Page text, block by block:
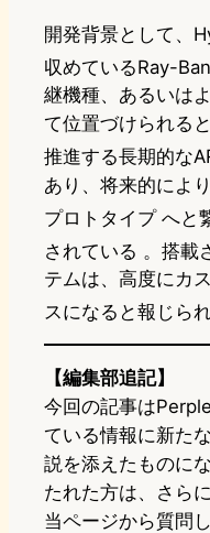
開発背景として、
収めているRay-
継機種、あるいは
て位置づけられる
推進する長期的な
あり、将来的によ
プロトタイプ へと
されている 。搭載
テムは、高度にカ
スになると報じら
【編集部追記】
今回の記事は
ている情報に新た
説を添えたものに
たれた方は、さら
当ページから質問